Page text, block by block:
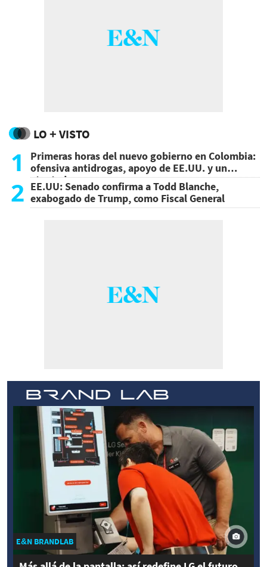
LO + VISTO
1
Primeras horas del nuevo gobierno en Colombia:
ofensiva antidrogas, apoyo de EE.UU. y un
atentado
2 EE.UU: Senado confirma a Todd Blanche,
exabogado de Trump, como Fiscal General
E&N BRANDLAB